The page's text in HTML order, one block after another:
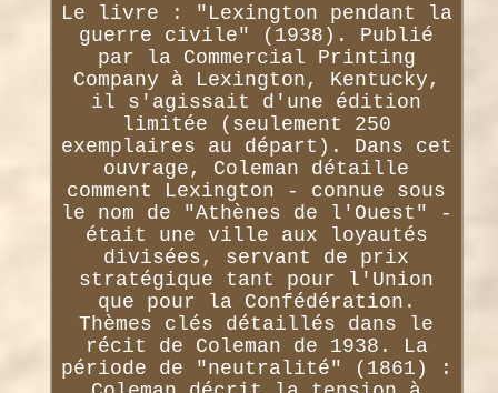
Le livre : "Lexington pendant la
guerre civile" (1938). Publié
par la Commercial Printing
Company à Lexington, Kentucky,
il s'agissait d'une édition
limitée (seulement 250
exemplaires au départ). Dans cet
ouvrage, Coleman détaille
comment Lexington - connue sous
le nom de "Athènes de l'Ouest" -
était une ville aux loyautés
divisées, servant de prix
stratégique tant pour l'Union
que pour la Confédération.
Thèmes clés détaillés dans le
récit de Coleman de 1938. La
période de "neutralité" (1861) :